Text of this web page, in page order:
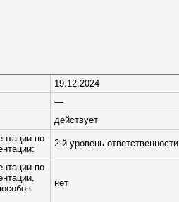
19.12.2024
—
действует
по
2-й уровень ответственности
по
нет